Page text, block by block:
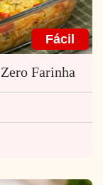
Fácil
Farinha